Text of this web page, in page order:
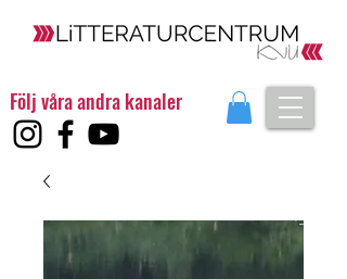
Följ våra andra kanaler